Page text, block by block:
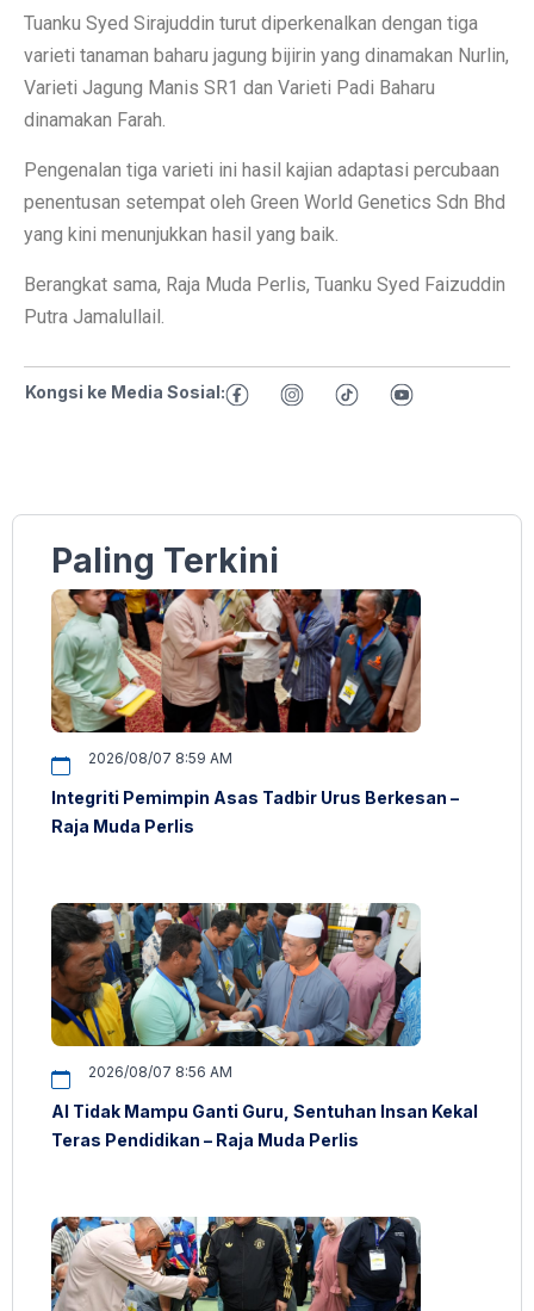
Tuanku Syed Sirajuddin turut diperkenalkan dengan tiga
varieti tanaman baharu jagung bijirin yang dinamakan Nurlin,
Varieti Jagung Manis SR1 dan Varieti Padi Baharu
dinamakan Farah.
Pengenalan tiga varieti ini hasil kajian adaptasi percubaan
penentusan setempat oleh Green World Genetics Sdn Bhd
yang kini menunjukkan hasil yang baik.
Berangkat sama, Raja Muda Perlis, Tuanku Syed Faizuddin
Putra Jamalullail.
Kongsi ke Media Sosial:
Paling Terkini
2026/08/07 8:59 AM
Integriti Pemimpin Asas Tadbir Urus Berkesan –
Raja Muda Perlis
2026/08/07 8:56 AM
AI Tidak Mampu Ganti Guru, Sentuhan Insan Kekal
Teras Pendidikan – Raja Muda Perlis